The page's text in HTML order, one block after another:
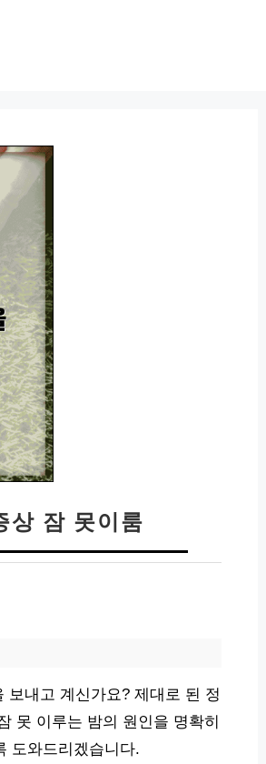
상 잠 못이룸
내고 계신가요? 제대로 된 정
못 이루는 밤의 원인을 명확히
도와드리겠습니다.